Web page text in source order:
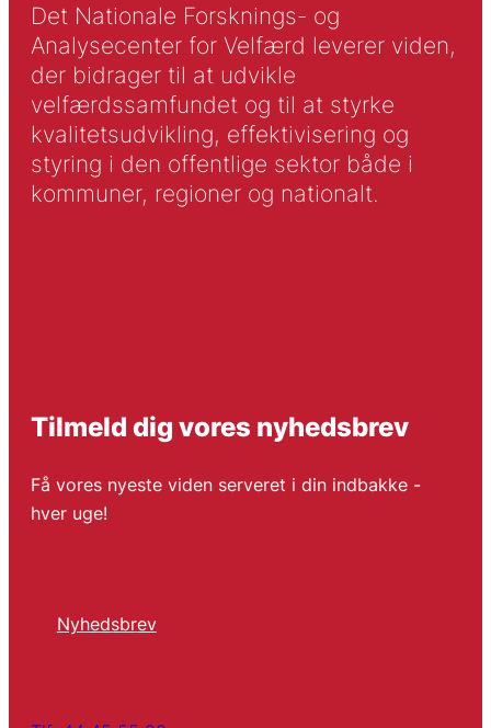
Det Nationale Forsknings- og
Analysecenter for Velfærd leverer viden,
der bidrager til at udvikle
velfærdssamfundet og til at styrke
kvalitetsudvikling, effektivisering og
styring i den offentlige sektor både i
kommuner, regioner og nationalt.
Tilmeld dig vores nyhedsbrev
Få vores nyeste viden serveret i din indbakke -
hver uge!
Nyhedsbrev